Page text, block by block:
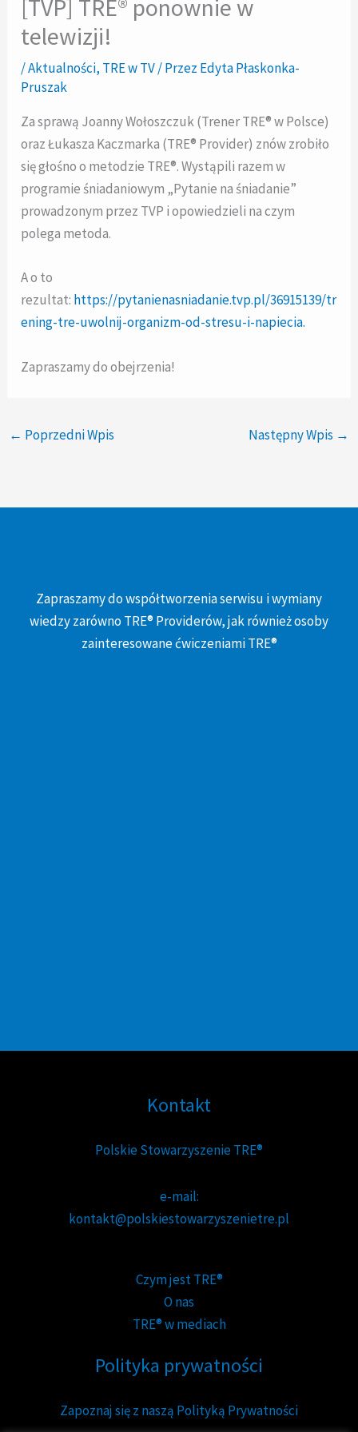
[TVP] TRE® ponownie w
telewizji!
/Aktualności, TRE w TV/ Przez Edyta Płaskonka-
Pruszak
Za sprawą Joanny Wołoszczuk (Trener TRE® w Polsce)
oraz Łukasza Kaczmarka (TRE® Provider) znów zrobiło
się głośno o metodzie TRE®.Wystąpili razem w
programie śniadaniowym „Pytanie na śniadanie”
prowadzonym przez TVP i opowiedzieli na czym
polega metoda.
A o to
rezultat: https://pytanienasniadanie.tvp.pl/36915139/tr
ening-tre-uwolnij-organizm-od-stresu-i-napiecia.
Zapraszamy do obejrzenia!
← Poprzedni Wpis Następny Wpis →
Zapraszamy do współtworzenia serwisu i wymiany
wiedzy zarówno TRE® Providerów, jak również osoby
zainteresowane ćwiczeniami TRE®
Kontakt
Polskie Stowarzyszenie TRE®
e-mail:
kontakt@polskiestowarzyszenietre.pl
Czym jest TRE®
O nas
TRE® w mediach
Polityka prywatności
Zapoznaj się z naszą Polityką Prywatności